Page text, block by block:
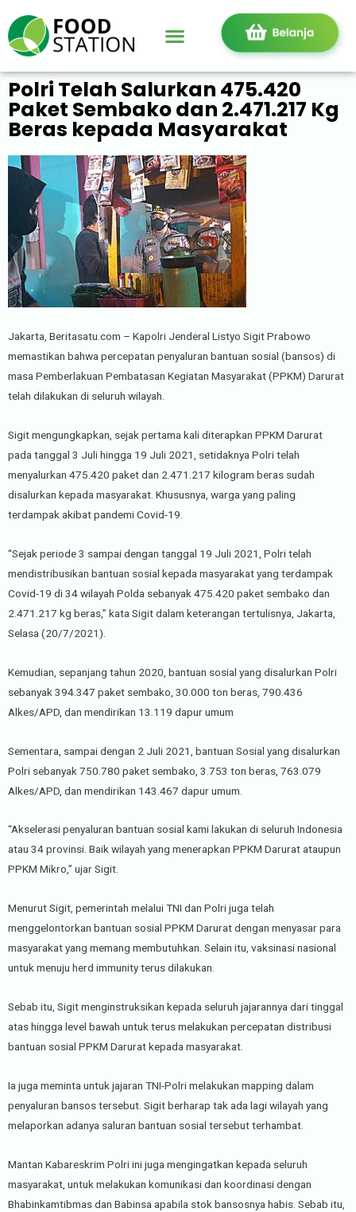
Polri Telah Salurkan 475.420
Paket Sembako dan 2.471.217 Kg
Beras kepada Masyarakat
Jakarta, Beritasatu.com – Kapolri Jenderal Listyo Sigit Prabowo
memastikan bahwa percepatan penyaluran bantuan sosial (bansos) di
masa Pemberlakuan Pembatasan Kegiatan Masyarakat (PPKM) Darurat
telah dilakukan di seluruh wilayah.
Sigit mengungkapkan, sejak pertama kali diterapkan PPKM Darurat
pada tanggal 3 Juli hingga 19 Juli 2021, setidaknya Polri telah
menyalurkan 475.420 paket dan 2.471.217 kilogram beras sudah
disalurkan kepada masyarakat. Khususnya, warga yang paling
terdampak akibat pandemi Covid-19.
“Sejak periode 3 sampai dengan tanggal 19 Juli 2021, Polri telah
mendistribusikan bantuan sosial kepada masyarakat yang terdampak
Covid-19 di 34 wilayah Polda sebanyak 475.420 paket sembako dan
2.471.217 kg beras,” kata Sigit dalam keterangan tertulisnya, Jakarta,
Selasa (20/7/2021).
Kemudian, sepanjang tahun 2020, bantuan sosial yang disalurkan Polri
sebanyak 394.347 paket sembako, 30.000 ton beras, 790.436
Alkes/APD, dan mendirikan 13.119 dapur umum
Sementara, sampai dengan 2 Juli 2021, bantuan Sosial yang disalurkan
Polri sebanyak 750.780 paket sembako, 3.753 ton beras, 763.079
Alkes/APD, dan mendirikan 143.467 dapur umum.
“Akselerasi penyaluran bantuan sosial kami lakukan di seluruh Indonesia
atau 34 provinsi. Baik wilayah yang menerapkan PPKM Darurat ataupun
PPKM Mikro,” ujar Sigit.
Menurut Sigit, pemerintah melalui TNI dan Polri juga telah
menggelontorkan bantuan sosial PPKM Darurat dengan menyasar para
masyarakat yang memang membutuhkan. Selain itu, vaksinasi nasional
untuk menuju herd immunity terus dilakukan.
Sebab itu, Sigit menginstruksikan kepada seluruh jajarannya dari tinggal
atas hingga level bawah untuk terus melakukan percepatan distribusi
bantuan sosial PPKM Darurat kepada masyarakat.
Ia juga meminta untuk jajaran TNI-Polri melakukan mapping dalam
penyaluran bansos tersebut. Sigit berharap tak ada lagi wilayah yang
melaporkan adanya saluran bantuan sosial tersebut terhambat.
Mantan Kabareskrim Polri ini juga mengingatkan kepada seluruh
masyarakat, untuk melakukan komunikasi dan koordinasi dengan
Bhabinkamtibmas dan Babinsa apabila stok bansosnya habis. Sebab itu,